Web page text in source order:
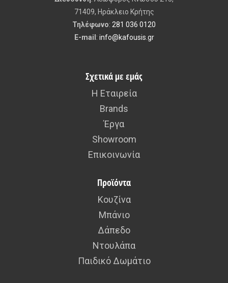
71409, Ηράκλειο Κρήτης
Τηλέφωνο: 281 036 0120
E-mail: info@kafousis.gr
Σχετικά με εμάς
Η Εταιρεία
Brands
Έργα
Showroom
Επικοινωνία
Προϊόντα
Κουζίνα
Μπάνιο
Δάπεδο
Ντουλάπα
Παιδικό Δωμάτιο